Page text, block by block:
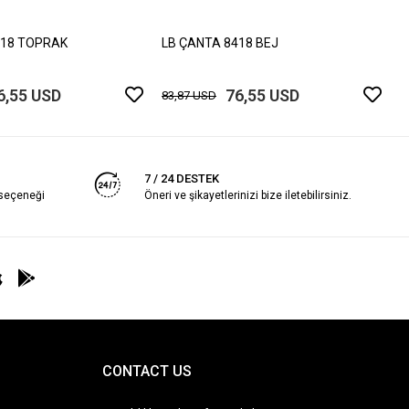
TOPRAK
USD
LB ÇANTA 8418 BEJ
83,87 USD 76,55 USD
7 / 24 DESTEK
Öneri ve şikayetlerinizi bize iletebilirsiniz.
CONTACT US